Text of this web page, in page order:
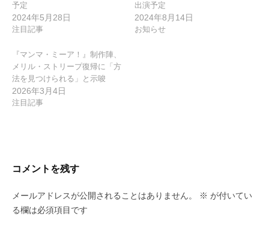
予定
2024年5月28日
注目記事
出演予定
2024年8月14日
お知らせ
『マンマ・ミーア！』制作陣、
メリル・ストリープ復帰に「方
法を見つけられる」と示唆
2026年3月4日
注目記事
コメントを残す
メールアドレスが公開されることはありません。 ※ が付いてい
る欄は必須項目です